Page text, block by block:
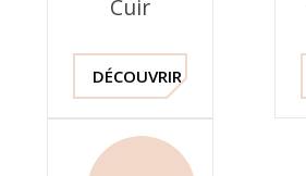
Cuir
DÉCOUVRIR !